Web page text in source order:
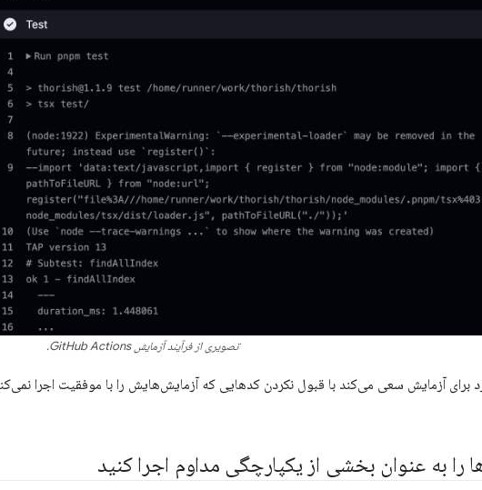
تصویری از فرآیند آزمایش GitHub Actions.
برای آزمایش سعی می‌کند با قبول نکردن کدهایی که آزمایش‌هایش را با موفقیت اجرا
را به عنوان بخشی از یکپارچگی مداوم اجرا کنید